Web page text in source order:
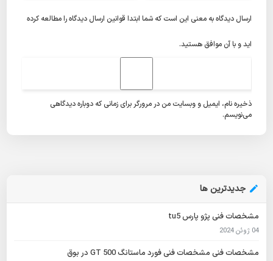
ارسال دیدگاه به معنی این است که شما ابتدا قوانین ارسال دیدگاهرا مطالعه کرده
اید و با آن موافق هستید.
ذخیره نام، ایمیل و وبسایت من در مرورگر برای زمانی که دوباره دیدگاهی
می‌نویسم.
جدیدترین ها
مشخصات فنی پژو پارس tu5
04 ژوئن 2024
مشخصات فنی مشخصات فنی فورد ماستانگ GT 500 در بوق